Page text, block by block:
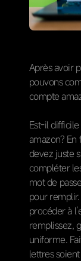
Après avoir
pouvons
compte
Est-il
amazon? En
devez juste
compléter
mot de
pour
procéder à
remplissez,
uniforme.
lettres